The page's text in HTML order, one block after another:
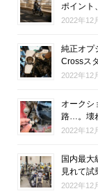
ポイント
2022年12
純正オプ
Crossス
2022年12
オークシ
路…。壊
2022年12
国内最大
見れて試
2022年12